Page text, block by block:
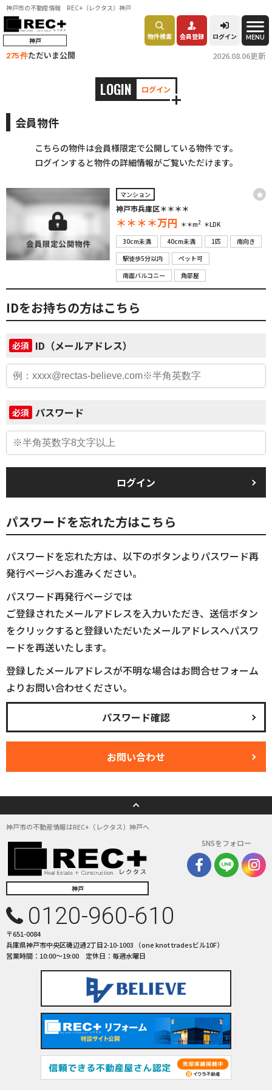
神戸市の不動産情報 REC+（レクタス）神戸
神戸 物件検索 会員登録 ログイン MENU
275 件ただいま公開 2026.08.06更新
LOGIN ログイン
会員物件
こちらの物件は会員様限定で公開している物件です。
ログインすると物件の詳細情報がご覧いただけます。
マンション
神戸市兵庫区＊＊＊＊
＊＊＊＊万円 ＊＊m2 ＊LDK
30cm未満
40cm未満 1匹
南向き
駅徒歩5分以内
ペット可
南面バルコニー
角部屋
IDをお持ちの方はこちら
必須 ID（メールアドレス）
必須 パスワード
ログイン
パスワードを忘れた方はこちら
パスワードを忘れた方は、以下のボタンよりパスワード再
発行ページへお進みください。
パスワード再発行ページでは
ご登録されたメールアドレスを入力いただき、送信ボタン
をクリックすると登録いただいたメールアドレスへパスワ
ードを再送いたします。
登録したメールアドレスが不明な場合はお問合せフォーム
よりお問い合わせください。
パスワード確認
お問い合わせ
神戸市の不動産情報はREC+（レクタス）神戸へ
神戸
SNSをフォロー
0120-960-610
〒651-0084
兵庫県神戸市中央区磯辺通2丁目2-10-1003 （one knot tradesビル10F）
営業時間：10:00〜19:00 定休日：毎週水曜日